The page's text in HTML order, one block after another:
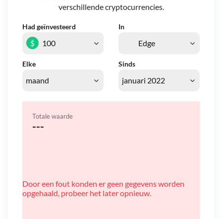
verschillende cryptocurrencies.
Had geïnvesteerd In
Elke Sinds
$
Totale waarde
---
Door een fout konden er geen gegevens worden
opgehaald, probeer het later opnieuw.